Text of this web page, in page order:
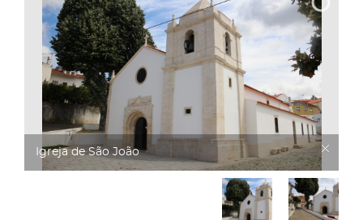
Igreja de São João